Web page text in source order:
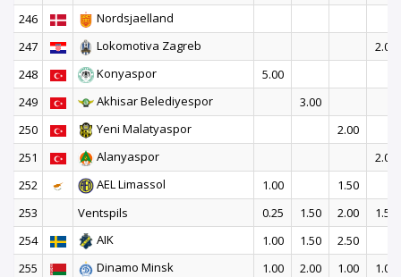
246
Nordsjaelland
247
Lokomotiva Zagreb
2.00
248
Konyaspor
5.00
249
Akhisar Belediyespor
3.00
250
Yeni Malatyaspor
2.00
251
Alanyaspor
2.00
252
AEL Limassol 1.00
1.50
253
Ventspils 0.25 1.50 2.00
1.50
254
AIK 1.00 1.50
2.50
255
Dinamo Minsk 1.00 2.00 1.00
1.00